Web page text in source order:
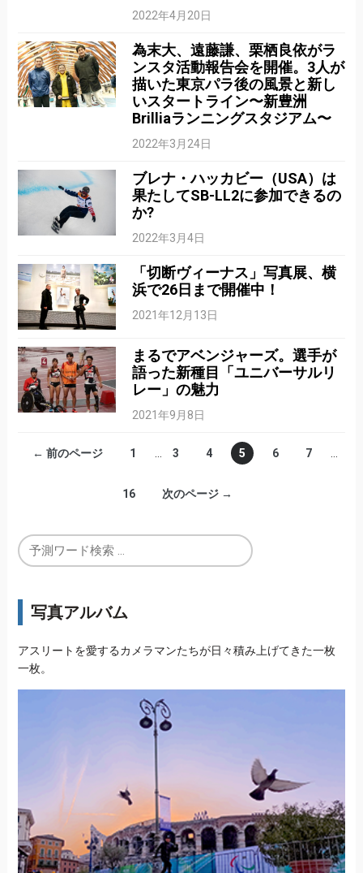
2022年4月20日
為末大、遠藤謙、栗栖良依がラ
ンスタ活動報告会を開催。3人が
描いた東京パラ後の風景と新し
いスタートライン〜新豊洲
Brilliaランニングスタジアム〜
2022年3月24日
ブレナ・ハッカビー（USA）は
果たしてSB-LL2に参加できるの
か?
2022年3月4日
「切断ヴィーナス」写真展、横
浜で26日まで開催中！
2021年12月13日
まるでアベンジャーズ。選手が
語った新種目「ユニバーサルリ
レー」の魅力
2021年9月8日
← 前のページ 1 3 4 5 6 7
16 次のページ →
写真アルバム
アスリートを愛するカメラマンたちが日々積み上げてきた一枚
一枚。